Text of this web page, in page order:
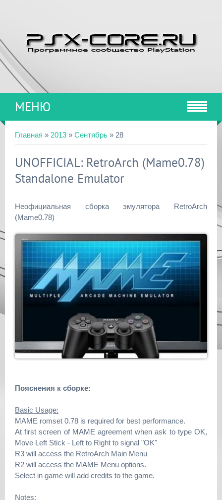
МЕНЮ
Главная » 2013 » Сентябрь » 28
UNOFFICIAL: RetroArch (Mame0.78)
Standalone Emulator
Неофициальная сборка эмулятора RetroArch
(Mame0.78)
Пояснения к сборке:
Basic Usage:
MAME romset 0.78 is required for best performance.
At first screen of MAME agreement when ask to type OK,
Move Left Stick - Left to Right to signal "OK"
R3 will access the RetroArch Main Menu
R2 will access the MAME Menu options.
Select in game will add credits to the game.
Notes: